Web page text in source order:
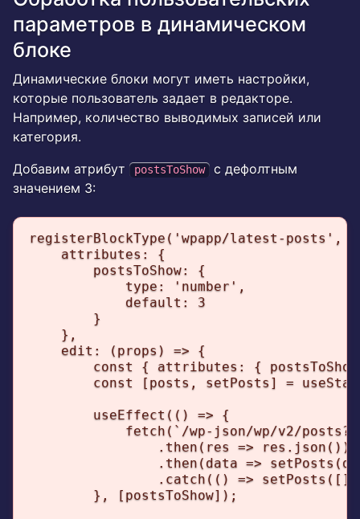
параметров в динамическом
блоке
Динамические блоки могут иметь настройки,
которые пользователь задает в редакторе.
Например, количество выводимых записей или
категория.
Добавим атрибут
postsToShow с дефолтным
значением 3:
registerBlockType('wpapp/latest-posts', {
    attributes: {
        postsToShow: {
            type: 'number',
            default: 3
        }
    },
    edit: (props) => {
const { attributes: {
const [posts, setPosts] =
        useEffect(() => {
fetch(`/wp-json/wp/v2/
                .then(res => res.json())
.then(data =>
.catch(() =>
        }, [postsToShow]);